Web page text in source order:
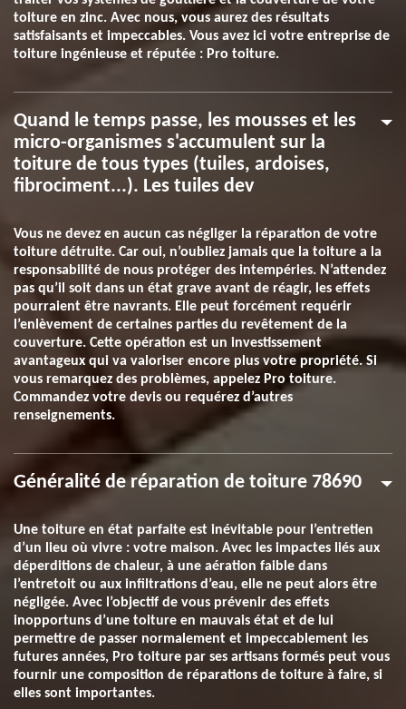
toiture en zinc. Avec nous, vous aurez des résultats
satisfaisants et impeccables. Vous avez ici votre entreprise de
toiture ingénieuse et réputée : Pro toiture.
Quand le temps passe, les mousses et les
micro-organismes s'accumulent sur la
toiture de tous types (tuiles, ardoises,
fibrociment...). Les tuiles dev
Vous ne devez en aucun cas négliger la réparation de votre
toiture détruite. Car oui, n’oubliez jamais que la toiture a la
responsabilité de nous protéger des intempéries. N’attendez
pas qu’il soit dans un état grave avant de réagir, les effets
pourraient être navrants. Elle peut forcément requérir
l’enlèvement de certaines parties du revêtement de la
couverture. Cette opération est un investissement
avantageux qui va valoriser encore plus votre propriété. Si
vous remarquez des problèmes, appelez Pro toiture.
Commandez votre devis ou requérez d’autres
renseignements.
Généralité de réparation de toiture 78690
Une toiture en état parfaite est inévitable pour l’entretien
d’un lieu où vivre : votre maison. Avec les impactes liés aux
déperditions de chaleur, à une aération faible dans
l’entretoit ou aux infiltrations d’eau, elle ne peut alors être
négligée. Avec l’objectif de vous prévenir des effets
inopportuns d’une toiture en mauvais état et de lui
permettre de passer normalement et impeccablement les
futures années, Pro toiture par ses artisans formés peut vous
fournir une composition de réparations de toiture à faire, si
elles sont importantes.